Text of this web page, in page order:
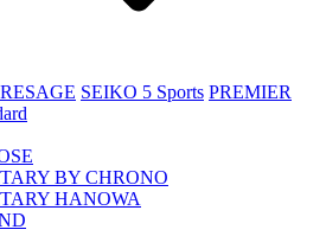
SEIKO 5 Sports PREMIER
BY CHRONO
HANOWA